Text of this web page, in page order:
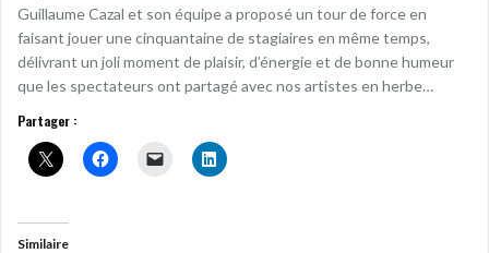
Guillaume Cazal et son équipe a proposé un tour de force en
faisant jouer une cinquantaine de stagiaires en même temps,
délivrant un joli moment de plaisir, d’énergie et de bonne humeur
que les spectateurs ont partagé avec nos artistes en herbe…
Partager :
Similaire